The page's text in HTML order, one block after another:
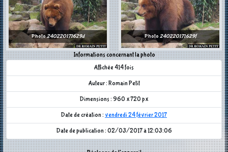
Photo240220171629d
Informations concernant la photo
Affichée 414 fois
Auteur : Romain Petit
Dimensions : 960 x 720 px
Date de création : vendredi 24 février 2017
Date de publication : 02/03/2017 à 12:03:06
Photo 240220171629f